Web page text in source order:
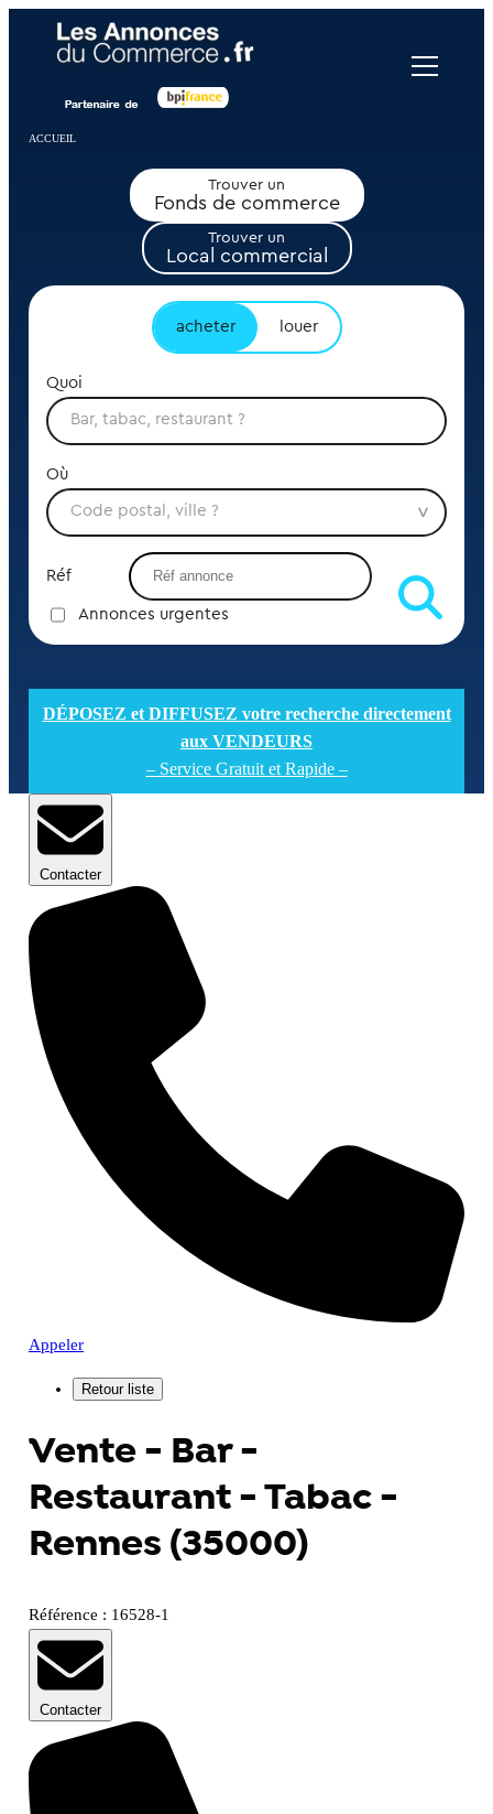
ACCUEIL
Trouver un
Fonds de commerce
Trouver un
Local commercial
acheter louer
Quoi
Où
Réf
Annonces urgentes
DÉPOSEZ et DIFFUSEZ votre recherche directement
aux VENDEURS
– Service Gratuit et Rapide –
Contacter
Appeler
Vente - Bar -
Restaurant - Tabac -
Rennes (35000)
Référence : 16528-1
Contacter
Panneau de gestion des cookies